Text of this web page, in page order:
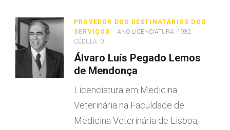
PROVEDOR DOS DESTINATÁRIOS DOS
SERVIÇOS
ANO LICENCIATURA: 1982
CÉDULA: 0
Álvaro Luís Pegado Lemos
de Mendonça
Licenciatura em Medicina
Veterinária na Faculdade de
Medicina Veterinária de Lisboa,